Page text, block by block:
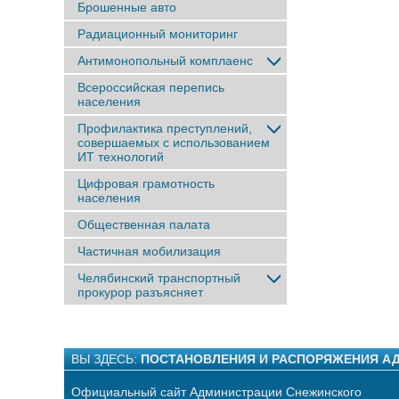
Брошенные авто
Радиационный мониторинг
Антимонопольный комплаенс
Всероссийская перепись
населения
Профилактика преступлений,
совершаемых с использованием
ИТ технологий
Цифровая грамотность
населения
Общественная палата
Частичная мобилизация
Челябинский транспортный
прокурор разъясняет
ВЫ ЗДЕСЬ: ПОСТАНОВЛЕНИЯ И РАСПОРЯЖЕНИЯ
Официальный сайт Администрации Снежинского